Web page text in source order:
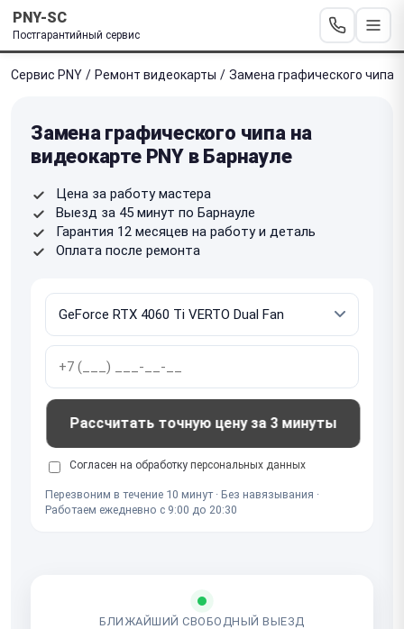
PNY-SC
Постгарантийный сервис
Сервис PNY / Ремонт видеокарты / Замена графического чипа
Замена графического чипа на
видеокарте PNY в Барнауле
Цена за работу мастера
Выезд за 45 минут по Барнауле
Гарантия 12 месяцев на работу и деталь
Оплата после ремонта
Рассчитать точную цену за 3 минуты
Согласен на обработку персональных данных
Перезвоним в течение 10 минут · Без навязывания ·
Работаем ежедневно с 9:00 до 20:30
БЛИЖАЙШИЙ СВОБОДНЫЙ ВЫЕЗД